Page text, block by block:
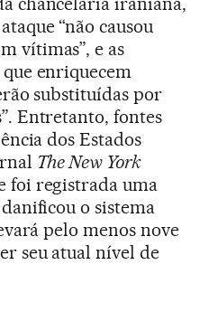
“não causou
vítimas”, e as
enriquecem
substituídas por
Entretanto, fontes
dos Estados
The New York
foi registrada uma
o sistema
pelo menos nove
seu atual nível de